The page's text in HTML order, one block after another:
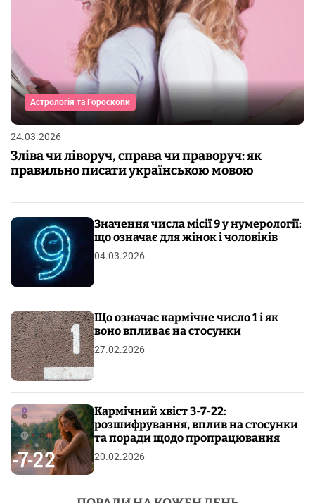
Астрологія та Гороскопи
24.03.2026
Зліва чи ліворуч, справа чи праворуч: як
правильно писати українською мовою
Значення числа місії 9 у нумерології:
що означає для жінок і чоловіків
04.03.2026
Що означає кармічне число 1 і як
воно впливає на стосунки
27.02.2026
Кармічний хвіст 3-7-22:
розшифрування, вплив на стосунки
та поради щодо пропрацювання
20.02.2026